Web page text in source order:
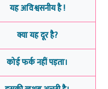
यह अविश्वसनीय है !
क्या यह दूर है?
कोई फर्क नहीं पड़ता।